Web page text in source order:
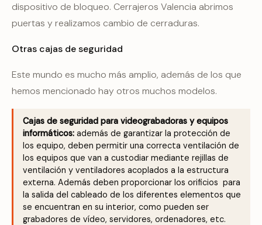
dispositivo de bloqueo. Cerrajeros Valencia abrimos
puertas y realizamos cambio de cerraduras.
Otras cajas de seguridad
Este mundo es mucho más amplio, además de los que
hemos mencionado hay otros muchos modelos.
Cajas de seguridad para videograbadoras y equipos
informáticos: además de garantizar la protección de
los equipo, deben permitir una correcta ventilación de
los equipos que van a custodiar mediante rejillas de
ventilación y ventiladores acoplados a la estructura
externa. Además deben proporcionar los orificios para
la salida del cableado de los diferentes elementos que
se encuentran en su interior, como pueden ser
grabadores de vídeo, servidores, ordenadores, etc.